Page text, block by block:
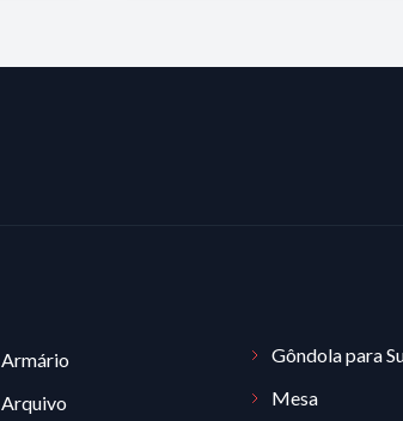
Armário
Arquivo
Gôndola para
Mesa